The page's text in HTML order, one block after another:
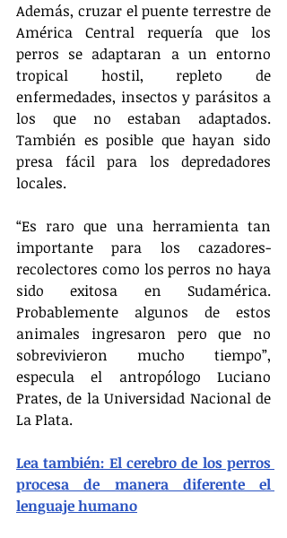
Además, cruzar el puente terrestre de
América Central requería que los
perros se adaptaran a un entorno
tropical hostil, repleto de
enfermedades, insectos y parásitos a
los que no estaban adaptados.
También es posible que hayan sido
presa fácil para los depredadores
locales.
“Es raro que una herramienta tan
importante para los cazadores-
recolectores como los perros no haya
sido exitosa en Sudamérica.
Probablemente algunos de estos
animales ingresaron pero que no
sobrevivieron mucho tiempo”,
especula el antropólogo Luciano
Prates, de la Universidad Nacional de
La Plata.
Lea también: El cerebro de los perros
procesa de manera diferente el
lenguaje humano